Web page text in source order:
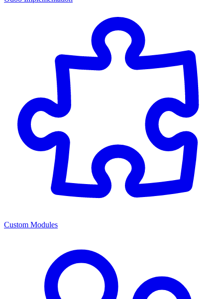
Custom Modules